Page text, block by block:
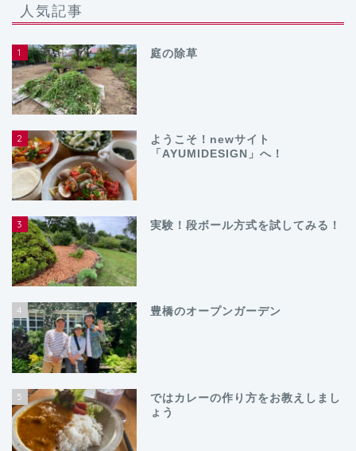
人気記事
1 庭の除草
2
ようこそ！newサイト
「AYUMIDESIGN」へ！
3 実験！段ボール方式を試してみる！
4 豊橋のオープンガーデン
5
ではカレーの作り方をお教えしまし
ょう